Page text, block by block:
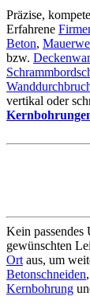
Präzise,
Erfahrene
Beton,
bzw.
vertikal oder
Kein passendes
gewünschten
Ort aus, um
Betonschneiden,
Kernbohrung